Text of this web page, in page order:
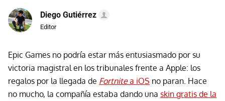
Diego Gutiérrez
Editor
Epic Games no podría estar más entusiasmado por su
victoria magistral en los tribunales frente a Apple: los
regalos por la llegada de Fortnitea iOS no paran. Hace
no mucho, la compañía estaba dando una skin gratis de la